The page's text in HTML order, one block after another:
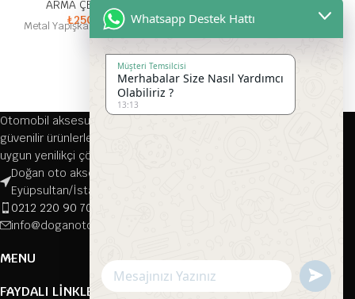
ARMA ÇEŞİTLERİ
₺250,00
Metal Yapışkanlı Yazılı Arma
₺45,00
Metal Yapışkanlı Arma
Otomobil aksesuarları alanında 1976 yılından bu yana kaliteli ve
güvenilir ürünlerle hizmet veren firmamız, her türlü aracınıza
uygun yenilikçi çözümler sunmaktadır.
Doğan oto aksesuar, Çırçır, Namık Kemal Cd. 116-118/A, 34070
Eyüpsultan/İstanbul
0212 220 90 70
info@doganotoaksesuar.com
MENU
FAYDALI LINKLER
Whatsapp Destek Hattı
Müşteri Temsilcisi
Merhabalar Size Nasıl Yardımcı
Olabiliriz ?
13:13
Send